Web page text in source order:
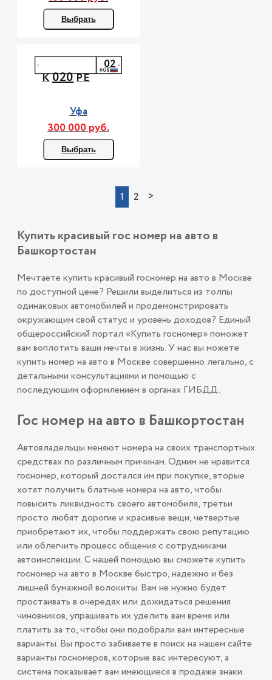
Выбрать
К020РЕ
02
Уфа
300 000 руб.
Выбрать
1 2 >
Купить красивый гос номер на авто в
Башкортостан
Мечтаете купить красивый госномер на авто в Москве
по доступной цене? Решили выделиться из толпы
одинаковых автомобилей и продемонстрировать
окружающим свой статус и уровень доходов? Единый
общероссийский портал «Купить госномер» поможет
вам воплотить ваши мечты в жизнь. У нас вы можете
купить номер на авто в Москве совершенно легально, с
детальными консультациями и помощью с
последующим оформлением в органах ГИБДД.
Гос номер на авто в Башкортостан
Автовладельцы меняют номера на своих транспортных
средствах по различным причинам. Одним не нравится
госномер, который достался им при покупке, вторые
хотят получить блатные номера на авто, чтобы
повысить ликвидность своего автомобиля, третьи
просто любят дорогие и красивые вещи, четвертые
приобретают их, чтобы поддержать свою репутацию
или облегчить процесс общения с сотрудниками
автоинспекции. С нашей помощью вы сможете купить
госномер на авто в Москве быстро, надежно и без
лишней бумажной волокиты. Вам не нужно будет
простаивать в очередях или дожидаться решения
чиновников, упрашивать их уделить вам время или
платить за то, чтобы они подобрали вам интересные
варианты. Вы просто забиваете в поиск на нашем сайте
варианты госномеров, которые вас интересуют, а
система показывает вам имеющиеся в продаже знаки.